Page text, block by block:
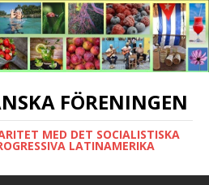
FÖRENINGEN
MED DET SOCIALISTISKA
LATINAMERIKA